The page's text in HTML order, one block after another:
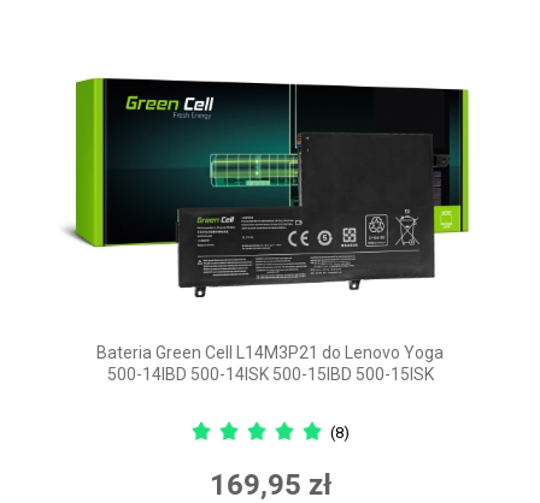
Bateria Green Cell L14M3P21 do Lenovo Yoga
500-14IBD 500-14ISK 500-15IBD 500-15ISK
(8)
169,95 zł